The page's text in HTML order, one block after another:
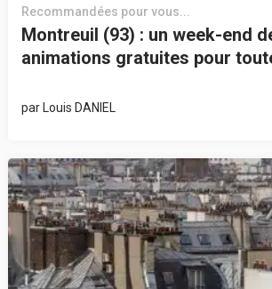
Recommandées pour vous...
Montreuil (93) : un week-end
animations gratuites pour
par Louis DANIEL